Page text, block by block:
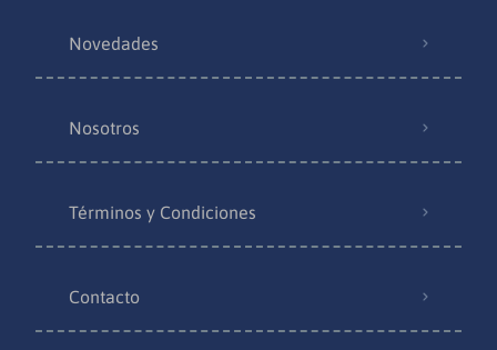
Novedades
Nosotros
Términos y Condiciones
Contacto